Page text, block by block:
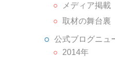
メディア掲載
取材の舞台裏
公式ブログニュ
2014年